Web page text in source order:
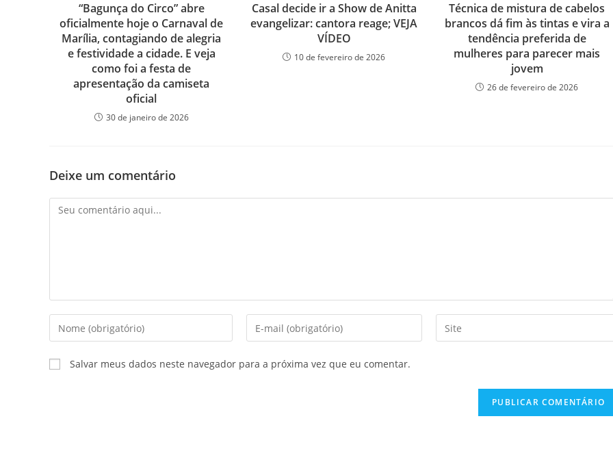
“Bagunça do Circo” abre
oficialmente hoje o Carnaval de
Marília, contagiando de alegria
e festividade a cidade. E veja
como foi a festa de
apresentação da camiseta
oficial
30 de janeiro de 2026
Casal decide ir a Show de Anitta
evangelizar: cantora reage; VEJA
VÍDEO
10 de fevereiro de 2026
Técnica de mistura de cabelos
brancos dá fim às tintas e vira a
tendência preferida de
mulheres para parecer mais
jovem
26 de fevereiro de 2026
Deixe um comentário
Comentário
Digite
seu
nome
ou
Digite
seu
Digite
o
Salvar meus dados neste navegador para a próxima vez que eu comentar.